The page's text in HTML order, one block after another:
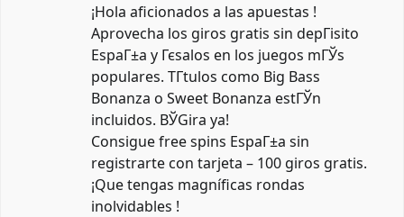
¡Hola aficionados a las apuestas !
Aprovecha los giros gratis sin depГіsito
EspaГ±a y Гєsalos en los juegos mГЎs
populares. TГ­tulos como Big Bass
Bonanza o Sweet Bonanza estГЎn
incluidos. ВЎGira ya!
Consigue free spins EspaГ±a sin
registrarte con tarjeta – 100 giros gratis.
¡Que tengas magníficas rondas
inolvidables !